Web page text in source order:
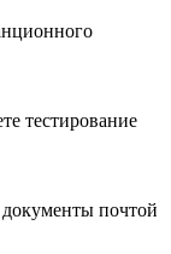
тестирование
документы почтой